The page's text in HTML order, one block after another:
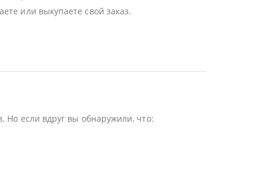
или выкупаете свой заказ.
Но если вдруг вы обнаружили, что: